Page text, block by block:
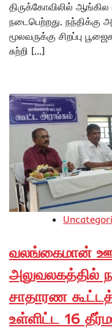
திருக்கோவிலில் ஆங்கில
நடைபெற்றது. நந்திக்கு
மூலவருக்கு சிறப்பு
சுற்றி […]
வலங்கைமான்
அலுவலகத்தில்
சாதாரண
உள்ளிட்ட 16